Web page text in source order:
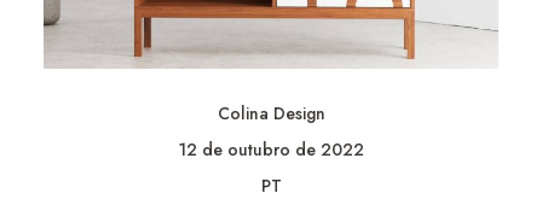
Colina Design
12 de outubro de 2022
PT